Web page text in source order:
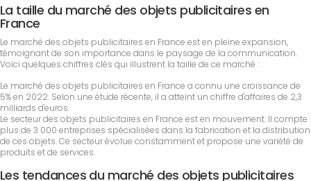
La taille du marché des objets publicitaires en
France
Le marché des objets publicitaires en France est en pleine expansion,
témoignant de son importance dans le paysage de la communication.
Voici quelques chiffres clés qui illustrent la taille de ce marché :
Le marché des objets publicitaires en France a connu une croissance de
5% en 2022. Selon une étude récente, il a atteint un chiffre d'affaires de 2,3
milliards d'euros.
Le secteur des objets publicitaires en France est en mouvement. Il compte
plus de 3 000 entreprises spécialisées dans la fabrication et la distribution
de ces objets. Ce secteur évolue constamment et propose une variété de
produits et de services.
Les tendances du marché des objets publicitaires